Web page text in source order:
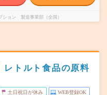
ション 製造事業部（全国）
レトルト食品の原料
土日祝日が休み WEB登録OK